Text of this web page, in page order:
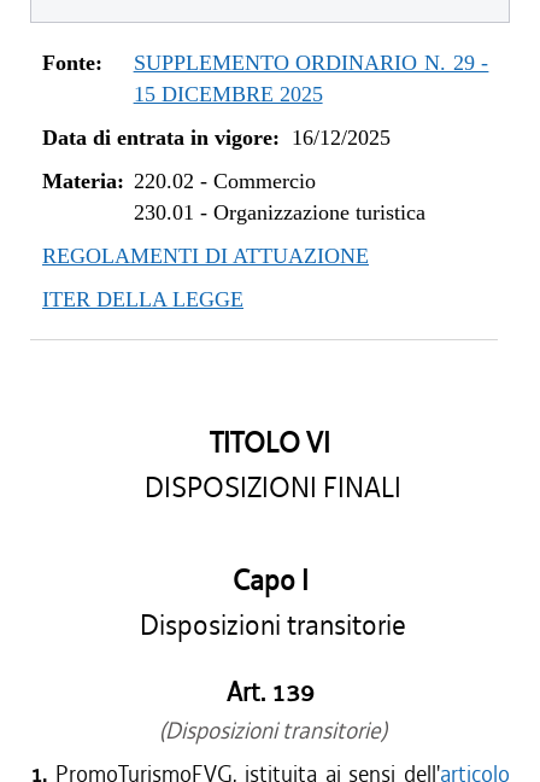
Fonte:
SUPPLEMENTO ORDINARIO N. 29 -
15 DICEMBRE 2025
Data di entrata in vigore: 16/12/2025
Materia: 220.02 - Commercio
230.01 - Organizzazione turistica
REGOLAMENTI DI ATTUAZIONE
ITER DELLA LEGGE
TITOLO VI
DISPOSIZIONI FINALI
Capo I
Disposizioni transitorie
Art. 139
(Disposizioni transitorie)
1. PromoTurismoFVG, istituita ai sensi dell'articolo